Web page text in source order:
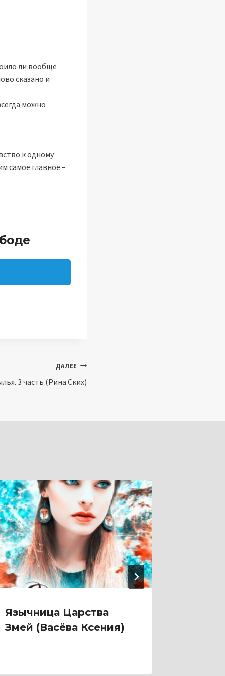
ли вообще
сказано и
можно
к одному
самое главное –
ДАЛЕЕ
3 часть (Рина Ских)
Язычница Царства
Змей (Васёва Ксения)